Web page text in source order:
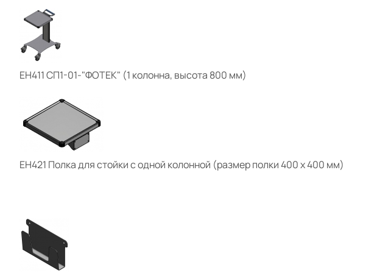
ЕН411 СП1-01-"ФОТЕК" (1 колонна, высота 800 мм)
ЕН421 Полка для стойки с одной колонной (размер полки 400 х 400 мм)